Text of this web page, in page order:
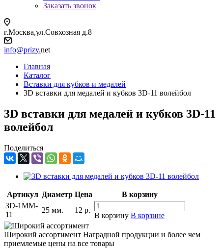
Заказать звонок
г.Москва,ул.Совхозная д.8
info@prizy.net
Главная
Каталог
Вставки для кубков и медалей
3D вставки для медалей и кубков 3D-11 волейбол
3D вставки для медалей и кубков 3D-11
волейбол
Поделиться
Артикул Диаметр Цена
В корзину
3D-1MM-
11
25 мм. 12 р.
В корзину В корзине
Широкий ассортимент Наградной продукции и более чем
приемлемые цены на все товары